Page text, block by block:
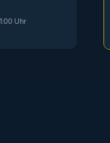
Uhr